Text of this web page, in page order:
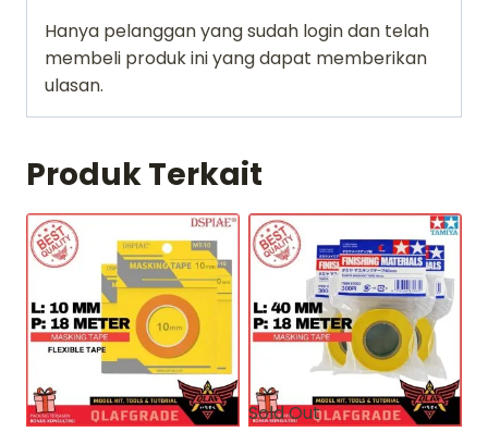
Hanya pelanggan yang sudah login dan telah
membeli produk ini yang dapat memberikan
ulasan.
Produk Terkait
Sold Out